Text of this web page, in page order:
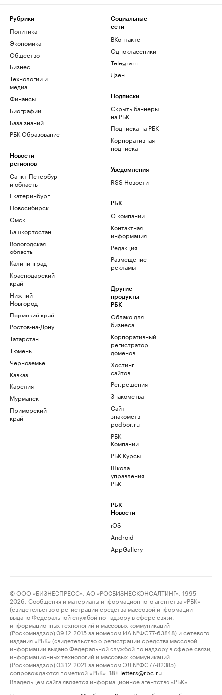
Рубрики
Политика
Экономика
Общество
Бизнес
Технологии и
медиа
Финансы
Биографии
База знаний
РБК Образование
Новости
регионов
Санкт-Петербург
и область
Екатеринбург
Новосибирск
Омск
Башкортостан
Вологодская
область
Калининград
Краснодарский
край
Нижний
Новгород
Пермский край
Ростов-на-Дону
Татарстан
Тюмень
Черноземье
Кавказ
Карелия
Мурманск
Приморский
край
Социальные
сети
ВКонтакте
Одноклассники
Telegram
Дзен
Подписки
Скрыть баннеры
на РБК
Подписка на РБК
Корпоративная
подписка
Уведомления
RSS Новости
РБК
О компании
Контактная
информация
Редакция
Размещение
рекламы
Другие
продукты
РБК
Облако для
бизнеса
Корпоративный
регистратор
доменов
Хостинг
сайтов
Рег.решения
Знакомства
Сайт
знакомств
podbor.ru
РБК
Компании
РБК Курсы
Школа
управления
РБК
РБК
Новости
iOS
Android
AppGallery
© ООО «БИЗНЕСПРЕСС», АО «РОСБИЗНЕСКОНСАЛТИНГ», 1995–
2026. Сообщения и материалы информационного агентства «РБК»
(свидетельство о регистрации средства массовой информации
выдано Федеральной службой по надзору в сфере связи,
информационных технологий и массовых коммуникаций
(Роскомнадзор) 09.12.2015 за номером ИА №ФС77-63848) и сетевого
издания «РБК» (свидетельство о регистрации средства массовой
информации выдано Федеральной службой по надзору в сфере связи,
информационных технологий и массовых коммуникаций
(Роскомнадзор) 03.12.2021 за номером ЭЛ №ФС77-82385)
сопровождаются пометкой «РБК».
18+ letters@rbc.ru
Владельцем сайта является информационное агентство «РБК».